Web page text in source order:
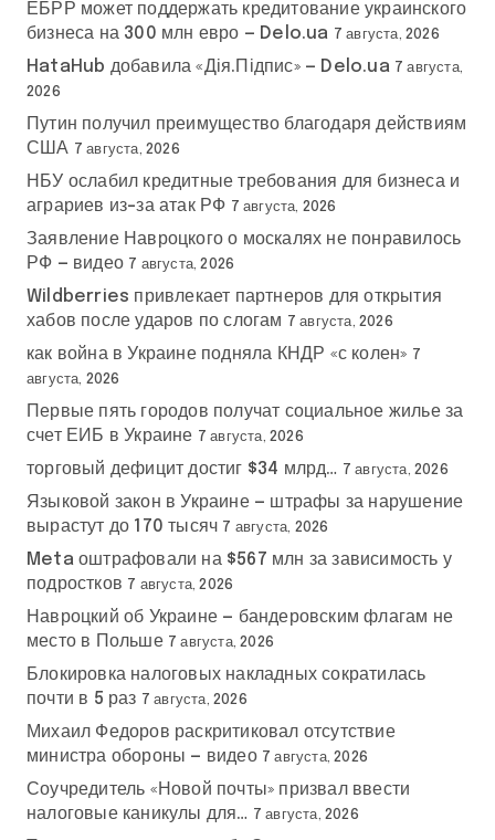
ЕБРР может поддержать кредитование украинского
бизнеса на 300 млн евро — Delo.ua 7 августа, 2026
HataHub добавила «Дія.Підпис» — Delo.ua 7 августа,
2026
Путин получил преимущество благодаря действиям
США 7 августа, 2026
НБУ ослабил кредитные требования для бизнеса и
аграриев из-за атак РФ 7 августа, 2026
Заявление Навроцкого о москалях не понравилось
РФ — видео 7 августа, 2026
Wildberries привлекает партнеров для открытия
хабов после ударов по слогам 7 августа, 2026
как война в Украине подняла КНДР «с колен» 7
августа, 2026
Первые пять городов получат социальное жилье за
счет ЕИБ в Украине 7 августа, 2026
торговый дефицит достиг $34 млрд… 7 августа, 2026
Языковой закон в Украине — штрафы за нарушение
вырастут до 170 тысяч 7 августа, 2026
Meta оштрафовали на $567 млн за зависимость у
подростков 7 августа, 2026
Навроцкий об Украине — бандеровским флагам не
место в Польше 7 августа, 2026
Блокировка налоговых накладных сократилась
почти в 5 раз 7 августа, 2026
Михаил Федоров раскритиковал отсутствие
министра обороны — видео 7 августа, 2026
Соучредитель «Новой почты» призвал ввести
налоговые каникулы для… 7 августа, 2026